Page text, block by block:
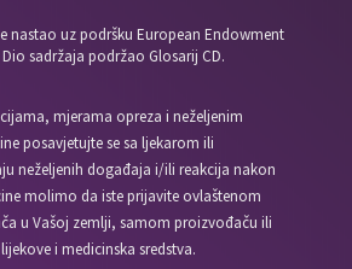
nastao uz podršku European Endowment
sadržaja podržao Glosarij CD.
mjerama opreza i neželjenim
posavjetujte se sa ljekarom ili
neželjenih događaja i/ili reakcija nakon
molimo da iste prijavite ovlaštenom
u Vašoj zemlji, samom proizvođaču ili
i medicinska sredstva.